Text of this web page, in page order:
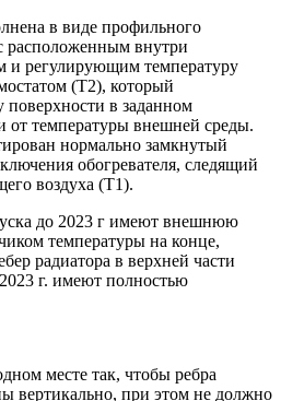
в виде профильного
расположенным внутри
и регулирующим температуру
(T2), который
поверхности в заданном
от температуры внешней среды.
нормально замкнутый
обогревателя, следящий
воздуха (T1).
до 2023 г имеют внешнюю
температуры на конце,
радиатора в верхней части
г. имеют полностью
месте так, чтобы ребра
вертикально, при этом не должно